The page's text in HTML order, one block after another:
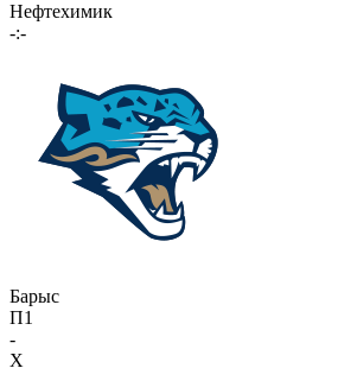
Нефтехимик
-:-
Барыс
П1
-
X